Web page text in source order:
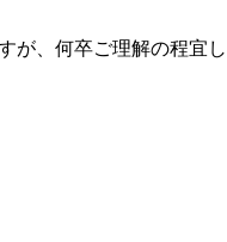
が、何卒ご理解の程宜し